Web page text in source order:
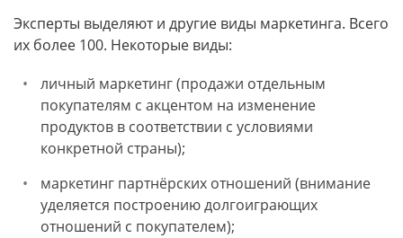
Эксперты выделяют и другие виды маркетинга. Всего
их более 100. Некоторые виды:
личный маркетинг (продажи отдельным
покупателям с акцентом на изменение
продуктов в соответствии с условиями
конкретной страны);
маркетинг партнёрских отношений (внимание
уделяется построению долгоиграющих
отношений с покупателем);